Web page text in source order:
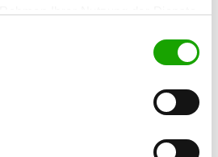
Webseite weiterhin nutzen.
Coburg